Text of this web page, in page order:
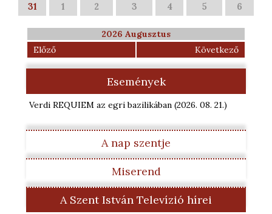
31
1 2 3 4 5 6
2026 Augusztus
Előző
Következő
Események
Verdi REQUIEM az egri bazilikában (2026. 08. 21.)
A nap szentje
Miserend
A Szent István Televízió hírei